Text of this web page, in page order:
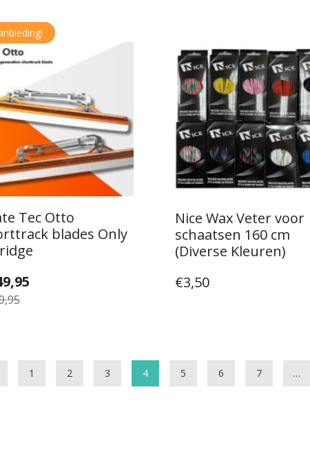
Tec Otto
blades Only
Nice Wax Veter voor
schaatsen 160 cm
(Diverse Kleuren)
€3,50
1 2 3 4 5 6 7 …